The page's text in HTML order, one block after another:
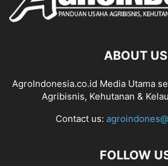
ABOUT US
AgroIndonesia.co.id Media Utama
Agribisnis, Kehutanan &
Contact us:
FOLLOW